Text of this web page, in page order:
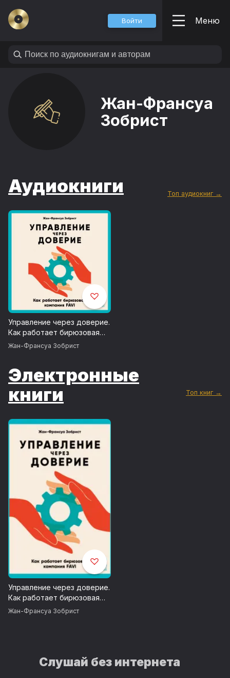
Войти Меню
Жан-Франсуа
Зобрист
Аудиокниги Топ аудиокниг →
Управление через доверие.
Как работает бирюзовая
компания FAVI
Жан-Франсуа Зобрист
Электронные
книги
Топ книг →
Управление через доверие.
Как работает бирюзовая
компания FAVI
Жан-Франсуа Зобрист
Слушай без интернета